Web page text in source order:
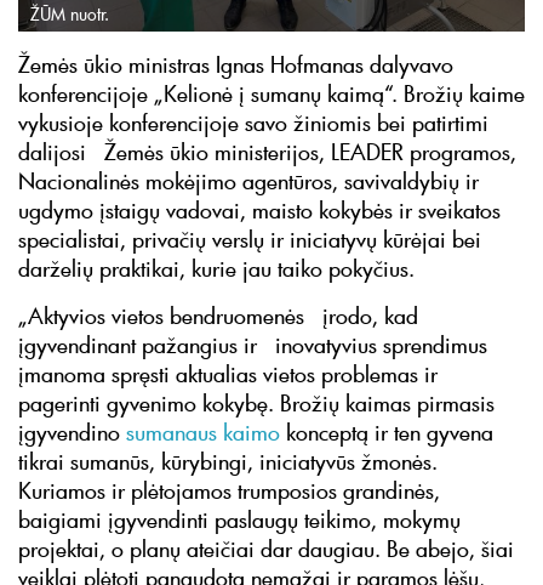
ŽŪM nuotr.
Žemės ūkio ministras Ignas Hofmanas dalyvavo
konferencijoje „Kelionė į sumanų kaimą“. Brožių kaime
vykusioje konferencijoje savo žiniomis bei patirtimi
dalijosi Žemės ūkio ministerijos, LEADER programos,
Nacionalinės mokėjimo agentūros, savivaldybių ir
ugdymo įstaigų vadovai, maisto kokybės ir sveikatos
specialistai, privačių verslų ir iniciatyvų kūrėjai bei
darželių praktikai, kurie jau taiko pokyčius.
„Aktyvios vietos bendruomenės įrodo, kad
įgyvendinant pažangius ir inovatyvius sprendimus
įmanoma spręsti aktualias vietos problemas ir
pagerinti gyvenimo kokybę. Brožių kaimas pirmasis
įgyvendino sumanaus kaimo konceptą ir ten gyvena
tikrai sumanūs, kūrybingi, iniciatyvūs žmonės.
Kuriamos ir plėtojamos trumposios grandinės,
baigiami įgyvendinti paslaugų teikimo, mokymų
projektai, o planų ateičiai dar daugiau. Be abejo, šiai
veiklai plėtoti panaudota nemažai ir paramos lėšų,